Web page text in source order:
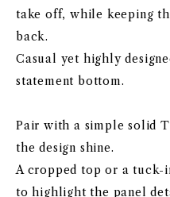
take off, while keeping
back.
Casual yet highly
statement bottom.
Pair with a simple solid
the design shine.
A cropped top or a tuck-
to highlight the panel